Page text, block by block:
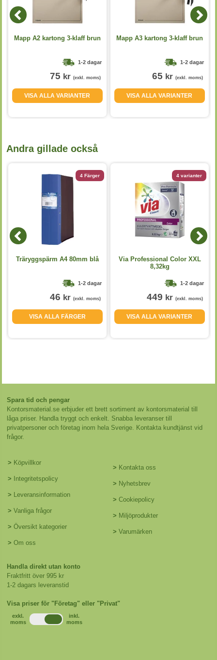
Mapp A2 kartong 3-klaff brun
1-2 dagar
75 kr (exkl. moms)
VISA ALLA VARIANTER
Mapp A3 kartong 3-klaff brun
1-2 dagar
65 kr (exkl. moms)
VISA ALLA VARIANTER
Andra gillade också
4 Färger
Träryggspärm A4 80mm blå
1-2 dagar
46 kr (exkl. moms)
VISA ALLA FÄRGER
4 varianter
Via Professional Color XXL
8,32kg
1-2 dagar
449 kr (exkl. moms)
VISA ALLA VARIANTER
Spara tid och pengar
Kontorsmaterial.se erbjuder ett brett sortiment av kontorsmaterial till
låga priser. Handla tryggt och enkelt. Snabba leveranser till
privatpersoner och företag inom hela Sverige. Kontakta kundtjänst vid
frågor.
> Köpvillkor
> Integritetspolicy
> Leveransinformation
> Vanliga frågor
> Översikt kategorier
> Om oss
> Kontakta oss
> Nyhetsbrev
> Cookiepolicy
> Miljöprodukter
> Varumärken
Handla direkt utan konto
Fraktfritt över 995 kr
1-2 dagars leveranstid
Visa priser för "Företag" eller "Privat"
exkl.
moms
inkl.
moms